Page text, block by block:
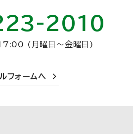
2010
(月曜日〜金曜日)
フォームへ